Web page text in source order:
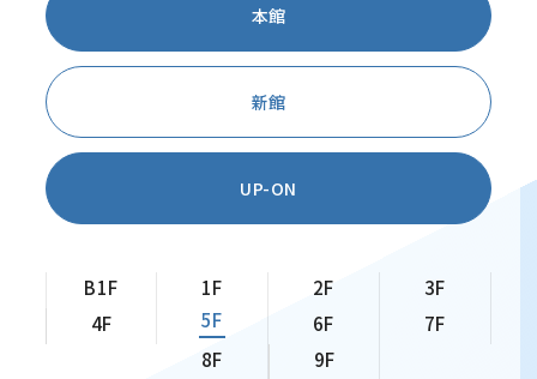
本館
新館
UP-ON
B1F 1F 2F
3F
4F
5F 6F
7F
8F
9F